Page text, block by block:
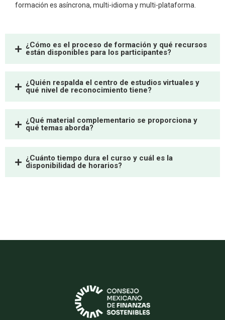
formación es asíncrona, multi-idioma y multi-plataforma.
¿Cómo es el proceso de formación y qué recursos
están disponibles para los participantes?
¿Quién respalda el centro de estudios virtuales y
qué nivel de reconocimiento tiene?
¿Qué material complementario se proporciona y
qué temas aborda?
¿Cuánto tiempo dura el curso y cuál es la
disponibilidad de horarios?